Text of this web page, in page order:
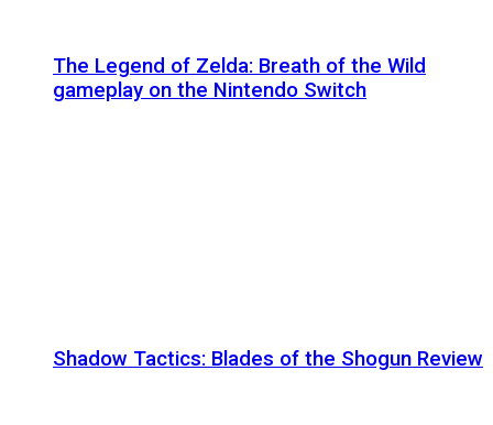
The Legend of Zelda: Breath of the Wild
gameplay on the Nintendo Switch
Shadow Tactics: Blades of the Shogun Review